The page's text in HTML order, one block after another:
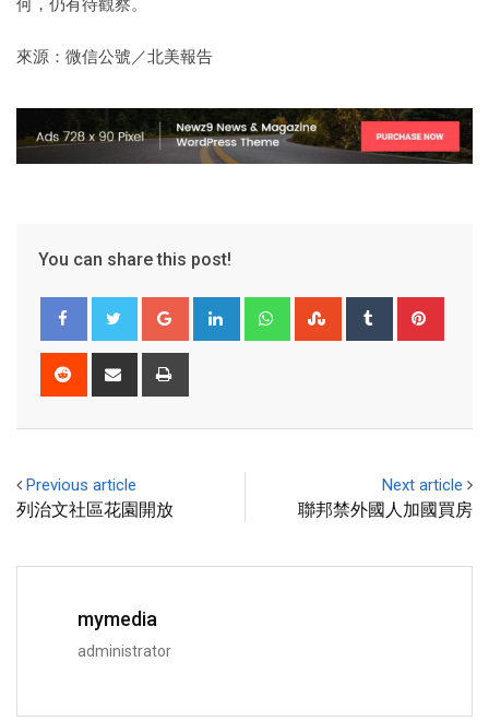
來源：微信公號／北美報告
You can share this post!
Previous article
列治文社區花園開放
Next article
聯邦禁外國人加國買房
mymedia
administrator